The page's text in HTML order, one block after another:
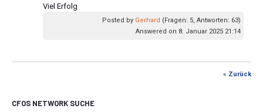
Viel Erfolg
Posted by Gerhard (Fragen: 5, Antworten: 63)
Answered on 8. Januar 2025 21:14
« Zurück
CFOS NETWORK SUCHE